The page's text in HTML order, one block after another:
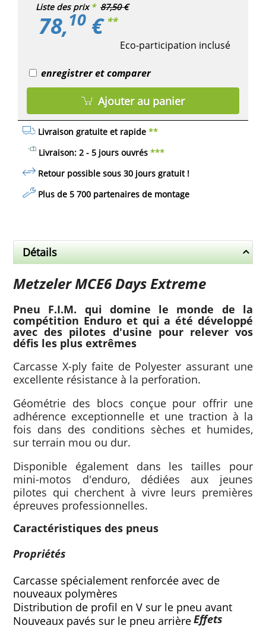
Liste des prix * 87,50 €
78,10 € **
Eco-participation inclusé
Livraison gratuite et rapide **
Livraison: 2 - 5 jours ouvrés ***
Retour possible sous 30 jours gratuit!
Plus de 5 700 partenaires de montage
enregistrer et comparer
Ajouter au panier
Détails
Metzeler MCE6 Days Extreme
Pneu F.I.M. qui domine le monde de la
compétition Enduro et qui a été développé
avec des pilotes d'usine pour relever vos
défis les plus extrêmes
Carcasse X-ply faite de Polyester assurant une
excellente résistance à la perforation.
Géométrie des blocs conçue pour offrir une
adhérence exceptionnelle et une traction à la
fois dans des conditions sèches et humides,
sur terrain mou ou dur.
Disponible également dans les tailles pour
mini-motos d'enduro, dédiées aux jeunes
pilotes qui cherchent à vivre leurs premières
épreuves professionnelles.
Caractéristiques des pneus
Propriétés
Carcasse spécialement renforcée avec de
nouveaux polymères
Distribution de profil en V sur le pneu avant
Nouveaux pavés sur le pneu arrièreEffets